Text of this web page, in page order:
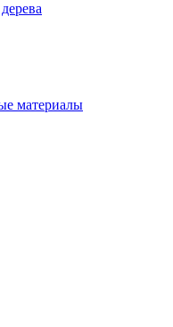
материалы